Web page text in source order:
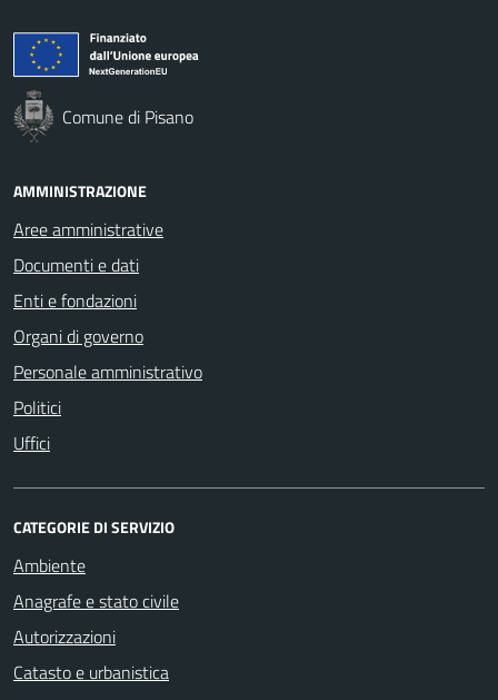
Comune di Pisano
AMMINISTRAZIONE
Aree amministrative
Documenti e dati
Enti e fondazioni
Organi di governo
Personale amministrativo
Politici
Uffici
CATEGORIE DI SERVIZIO
Ambiente
Anagrafe e stato civile
Autorizzazioni
Catasto e urbanistica